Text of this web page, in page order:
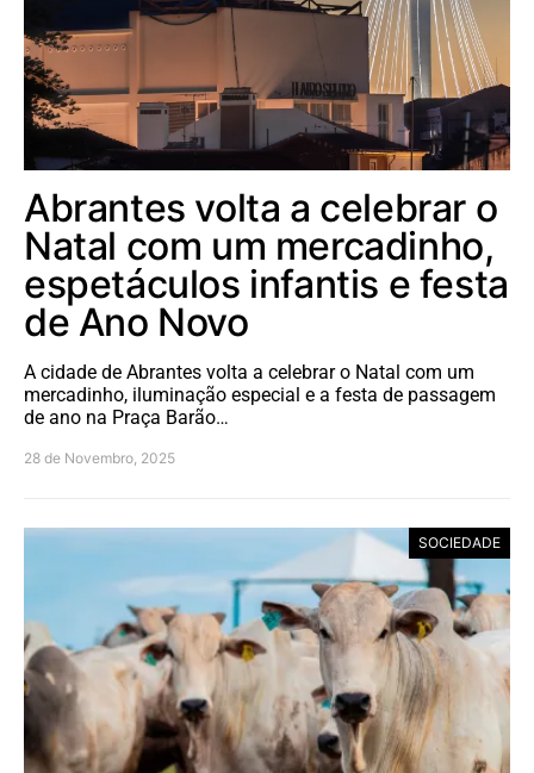
Abrantes volta a celebrar o
Natal com um mercadinho,
espetáculos infantis e festa
de Ano Novo
A cidade de Abrantes volta a celebrar o Natal com um
mercadinho, iluminação especial e a festa de passagem
de ano na Praça Barão…
28 de Novembro, 2025
SOCIEDADE